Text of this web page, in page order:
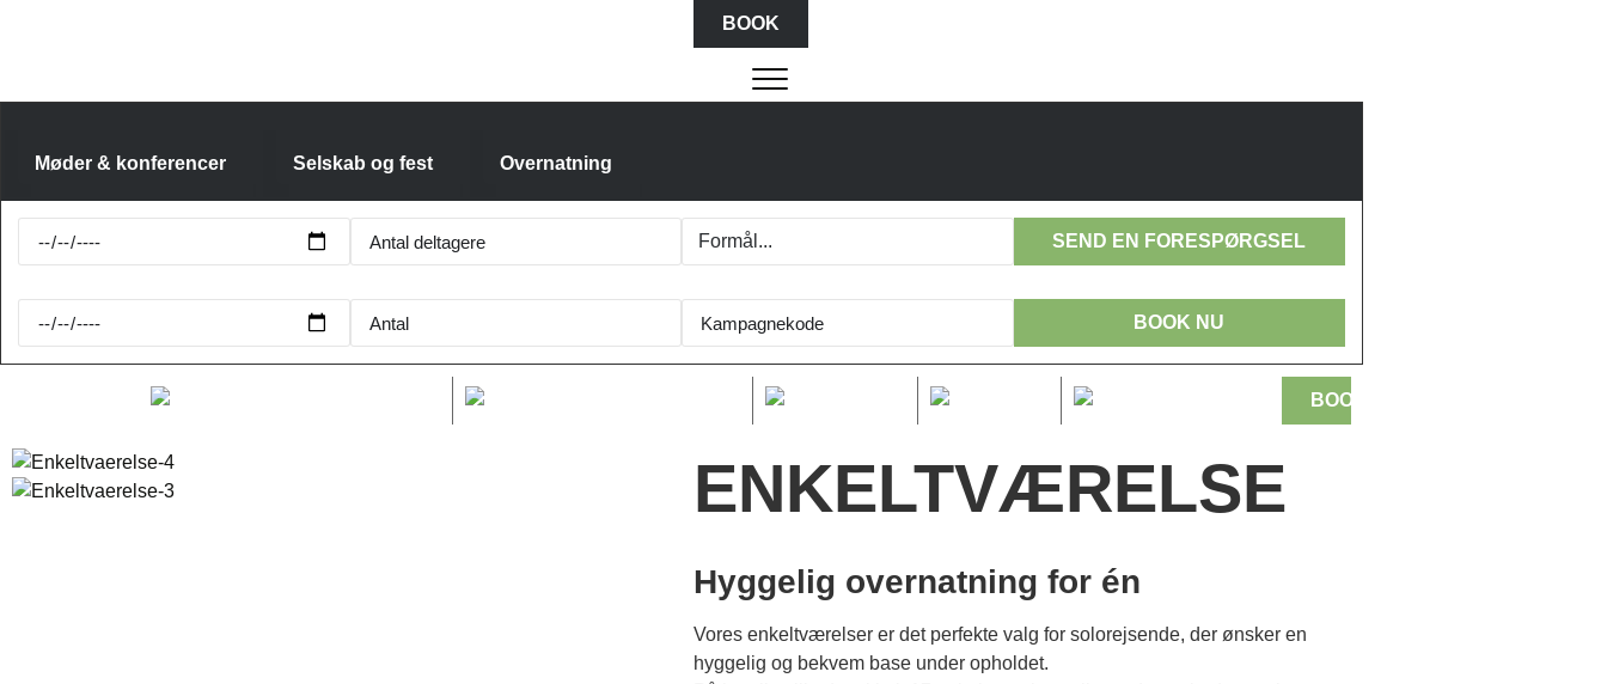
BOOK
Møder & konferencer Selskab og fest Overnatning
SEND EN FORESPØRGSEL
BOOK NU
ENKELTVÆRELSE
Hyggelig overnatning for én
Vores enkeltværelser er det perfekte valg for solorejsende, der ønsker en
hyggelig og bekvem base under opholdet.